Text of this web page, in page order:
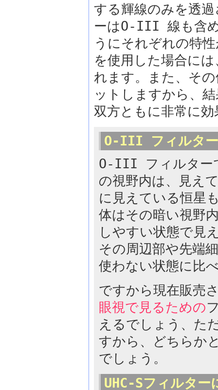
する輝線のみを透
ーはO-III 線も含め
うにそれぞれの特
を使用した場合に
れます。また、そ
ットしますから、
双方ともに非常に
O-III フィルター
O-III フィルター
の視野内は、見え
に見えている恒星
体はその暗い視野
しやすい状態で見
その周辺部や先端
使わない状態に比
ですから現在販売
眼視で見るための
えるでしょう、た
すから、どちらか
でしょう。
UHC-Sフィルター